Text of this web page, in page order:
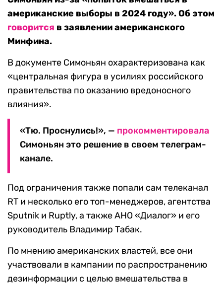
американские выборы в 2024 году». Об этом
говорится в заявлении американского
Минфина.
В документе Симоньян охарактеризована как
«центральная фигура в усилиях российского
правительства по оказанию вредоносного
влияния».
«Тю. Проснулись!», — прокомментировала
Симоньян это решение в своем телеграм-
канале.
Под ограничения также попали сам телеканал
RT и несколько его топ-менеджеров, агентства
Sputnik и Ruptly, а также АНО «Диалог» и его
руководитель Владимир Табак.
По мнению американских властей, все они
участвовали в кампании по распространению
дезинформации с целью вмешательства в